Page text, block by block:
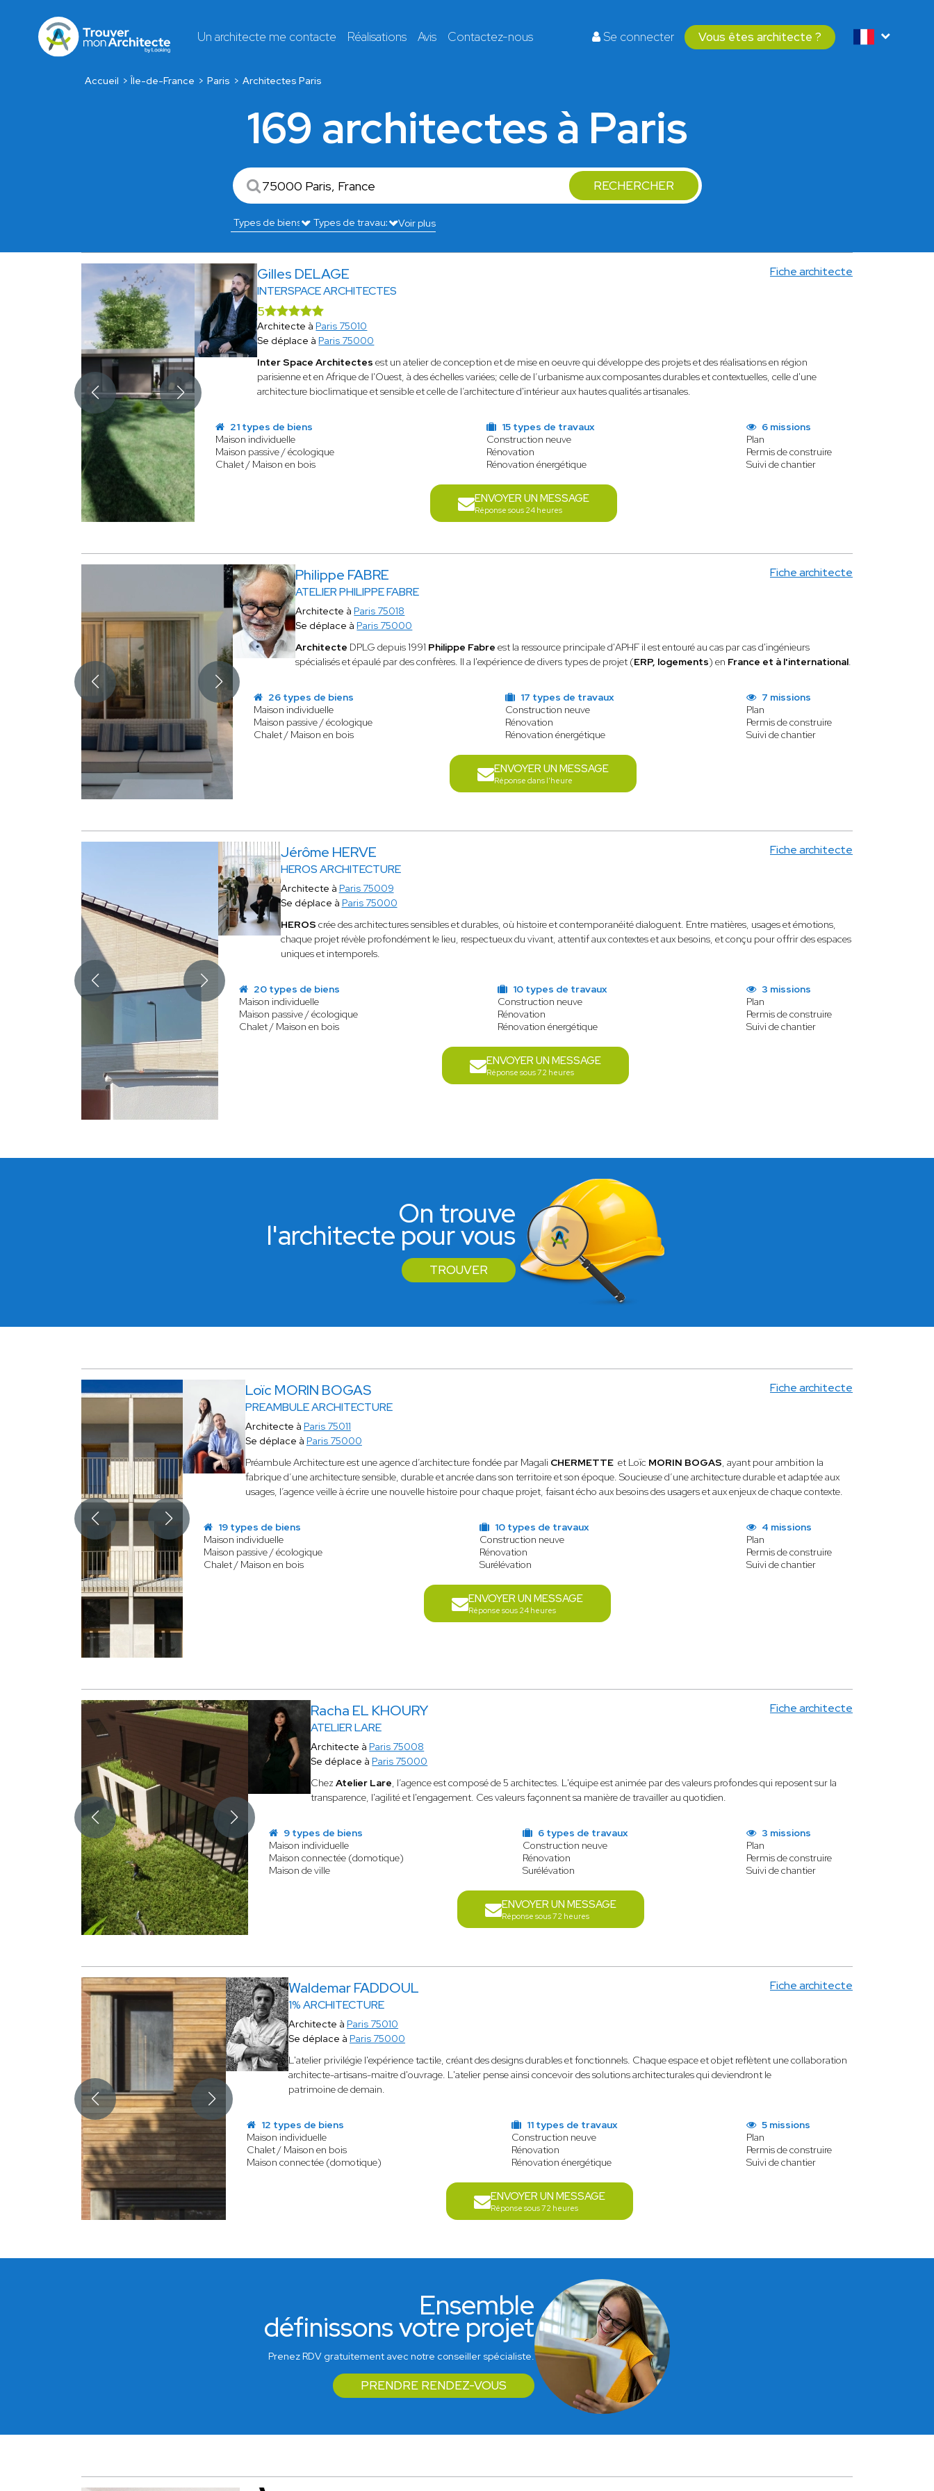
Un architecte me contacte Réalisations Avis Contactez-nous Se connecter Vous êtes architecte ?
Accueil Île-de-France Paris Architectes Paris
169 architectes à Paris
RECHERCHER
Voir plus
Gilles DELAGE
INTERSPACE ARCHITECTES
Fiche architecte
5
Architecte à Paris 75010
Se déplace à Paris 75000
Inter Space Architectesest un atelier de conception et de mise en oeuvre qui développe des projets et des réalisations en région
parisienne et en Afrique de l'Ouest, à des échelles variées; celle de l’urbanisme aux composantes durables et contextuelles, celle d'une
architecture bioclimatique et sensible et celle de l’architecture d'intérieur aux hautes qualités artisanales.
21 types de biens
Maison individuelle
Maison passive / écologique
Chalet / Maison en bois
15 types de travaux
Construction neuve
Rénovation
Rénovation énergétique
6 missions
Plan
Permis de construire
Suivi de chantier
ENVOYER UN MESSAGE
Réponse sous 24 heures
Philippe FABRE
ATELIER PHILIPPE FABRE
Fiche architecte
Architecte à Paris 75018
Se déplace à Paris 75000
Architecte DPLG depuis 1991 Philippe Fabre est la ressource principale d'APHF il est entouré au cas par cas d'ingénieurs
spécialisés et épaulé par des confrères. Il a l'expérience de divers types de projet (ERP, logements) en France et à l'international.
26 types de biens
Maison individuelle
Maison passive / écologique
Chalet / Maison en bois
17 types de travaux
Construction neuve
Rénovation
Rénovation énergétique
7 missions
Plan
Permis de construire
Suivi de chantier
ENVOYER UN MESSAGE
Réponse dans l'heure
Jérôme HERVE
HEROS ARCHITECTURE
Fiche architecte
Architecte à Paris 75009
Se déplace à Paris 75000
HEROS crée des architectures sensibles et durables, où histoire et contemporanéité dialoguent. Entre matières, usages et émotions,
chaque projet révèle profondément le lieu, respectueux du vivant, attentif aux contextes et aux besoins, et conçu pour offrir des espaces
uniques et intemporels.
20 types de biens
Maison individuelle
Maison passive / écologique
Chalet / Maison en bois
10 types de travaux
Construction neuve
Rénovation
Rénovation énergétique
3 missions
Plan
Permis de construire
Suivi de chantier
ENVOYER UN MESSAGE
Réponse sous 72 heures
On trouve
l'architecte pour vous
TROUVER
Loïc MORIN BOGAS
PREAMBULE ARCHITECTURE
Fiche architecte
Architecte à Paris 75011
Se déplace à Paris 75000
Préambule Architecture est une agence d’architecture fondée par Magali CHERMETTE et Loïc MORIN BOGAS, ayant pour ambition la
fabrique d’une architecture sensible, durable et ancrée dans son territoire et son époque. Soucieuse d’une architecture durable et adaptée aux
usages, l’agence veille à écrire une nouvelle histoire pour chaque projet, faisant écho aux besoins des usagers et aux enjeux de chaque contexte.
19 types de biens
Maison individuelle
Maison passive / écologique
Chalet / Maison en bois
10 types de travaux
Construction neuve
Rénovation
Surélévation
4 missions
Plan
Permis de construire
Suivi de chantier
ENVOYER UN MESSAGE
Réponse sous 24 heures
Racha EL KHOURY
ATELIER LARE
Fiche architecte
Architecte à Paris 75008
Se déplace à Paris 75000
ChezAtelier Lare, l’agence est composé de 5 architectes. L'équipe est animée par des valeurs profondes qui reposent sur la
transparence, l'agilité et l'engagement. Ces valeurs façonnent sa manière de travailler au quotidien.
9 types de biens
Maison individuelle
Maison connectée (domotique)
Maison de ville
6 types de travaux
Construction neuve
Rénovation
Surélévation
3 missions
Plan
Permis de construire
Suivi de chantier
ENVOYER UN MESSAGE
Réponse sous 72 heures
Waldemar FADDOUL
1% ARCHITECTURE
Fiche architecte
Architecte à Paris 75010
Se déplace à Paris 75000
L'atelier privilégie l'expérience tactile, créant des designs durables et fonctionnels. Chaque espace et objet reflètent une collaboration
architecte-artisans-maitre d'ouvrage. L'atelier pense ainsi concevoir des solutions architecturales qui deviendront le
patrimoine de demain.
12 types de biens
Maison individuelle
Chalet / Maison en bois
Maison connectée (domotique)
11 types de travaux
Construction neuve
Rénovation
Rénovation énergétique
5 missions
Plan
Permis de construire
Suivi de chantier
ENVOYER UN MESSAGE
Réponse sous 72 heures
Ensemble
définissons votre projet
Prenez RDV gratuitement avec notre conseiller spécialiste.
PRENDRE RENDEZ-VOUS